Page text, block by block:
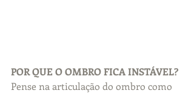
POR QUE O OMBRO FICA INSTÁVEL?
Pense na articulação do ombro como